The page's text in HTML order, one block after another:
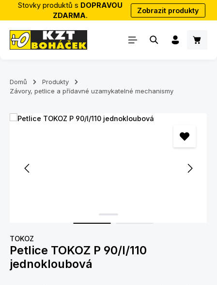
Přejít na hlavní obsah
Stovky produktů s DOPRAVOU
ZDARMA.
Zobrazit produkty
Domů
Produkty
Závory, petlice a přídavné uzamykatelné mechanismy
Přeskočit galerii obrázků
TOKOZ
Petlice TOKOZ P 90/I/110
jednokloubová